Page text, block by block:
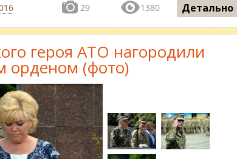
29 1380 Детально
героя АТО нагородили
орденом (фото)